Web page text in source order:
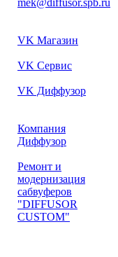
mek@diffusor.spb.ru
VK Магазин
VK Сервис
VK Диффузор
Компания
Диффузор
Ремонт и
модернизация
сабвуферов
"DIFFUSOR
CUSTOM"